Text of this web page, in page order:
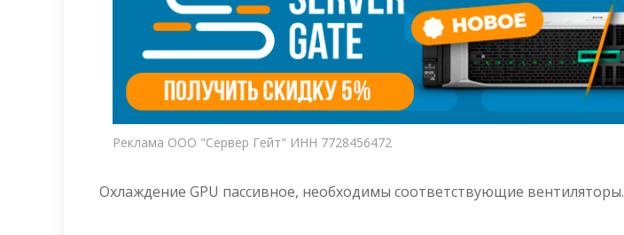
Реклама ООО "Сервер Гейт" ИНН 7728456472
Охлаждение GPU пассивное, необходимы соответствующие вентиляторы.